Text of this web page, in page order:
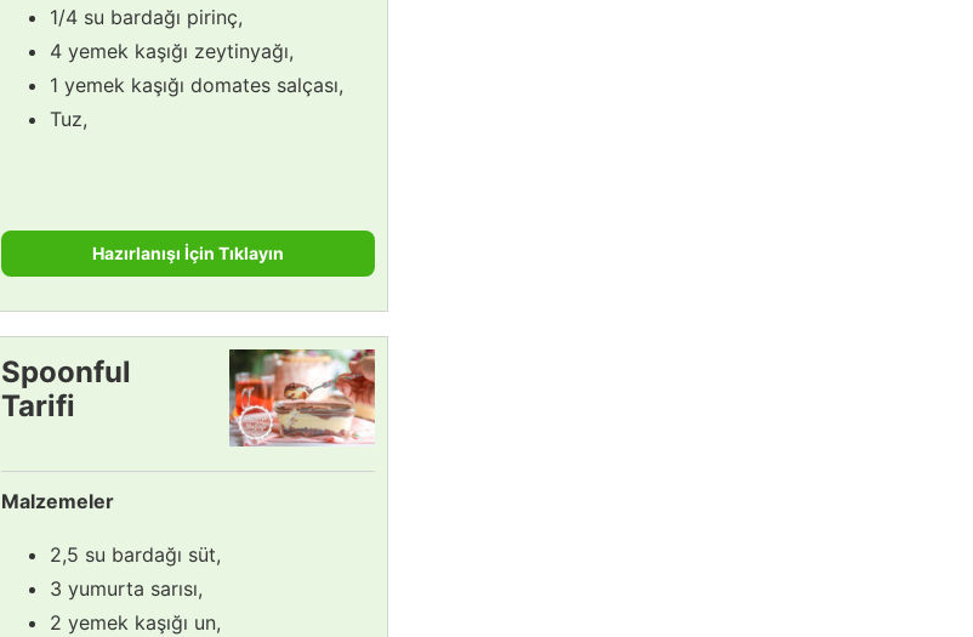
1/4 su bardağı pirinç,
4 yemek kaşığı zeytinyağı,
1 yemek kaşığı domates salçası,
Tuz,
Hazırlanışı İçin Tıklayın
Spoonful
Tarifi
Malzemeler
2,5 su bardağı süt,
3 yumurta sarısı,
2 yemek kaşığı un,